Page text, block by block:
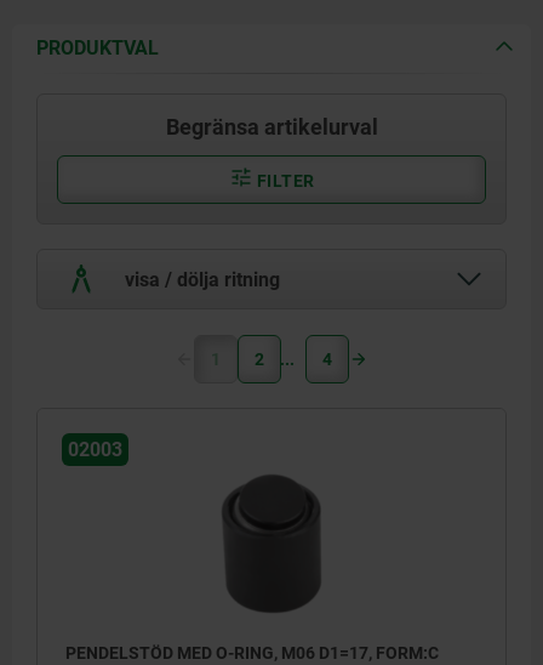
diamantyta.
Form O diamantyta jämförbar
60° Shore.
PRODUKTVAL
Begränsa artikelurval
FILTER
visa / dölja ritning
1 2 4
02003
PENDELSTÖD MED O-RING, M06 D1=17, FORM:C